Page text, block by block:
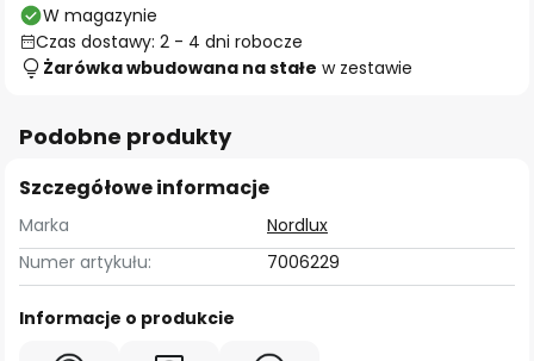
W magazynie
Czas dostawy: 2 - 4 dni robocze
Żarówka wbudowana na stałe w zestawie
Podobne produkty
Szczegółowe informacje
Marka
Nordlux
Numer artykułu:
7006229
Informacje o produkcie